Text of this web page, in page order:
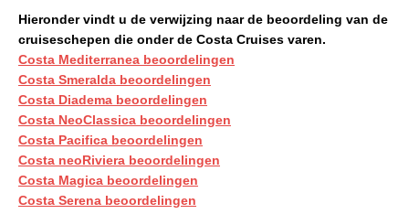
Hieronder vindt u de verwijzing naar de beoordeling van de
cruiseschepen die onder de Costa Cruises varen.
Costa Mediterranea beoordelingen
Costa Smeralda beoordelingen
Costa Diadema beoordelingen
Costa NeoClassica beoordelingen
Costa Pacifica beoordelingen
Costa neoRiviera beoordelingen
Costa Magica beoordelingen
Costa Serena beoordelingen